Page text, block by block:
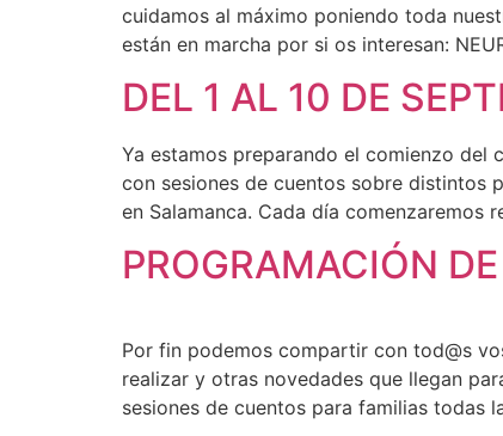
cuidamos al máximo poniendo toda
están en marcha por si os interesan:
DEL 1 AL 10 DE
Ya estamos preparando el comienzo del
con sesiones de cuentos sobre distintos
en Salamanca. Cada día
PROGRAMACIÓN
Por fin podemos compartir con tod@s
realizar y otras novedades que llegan
sesiones de cuentos para familias todas